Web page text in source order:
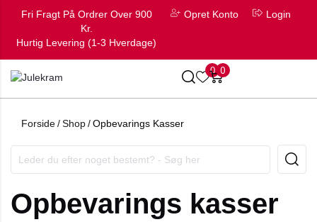
Fri Fragt På Ordrer Over 900
Kr.
Hurtig Levering (1-3 Hverdage)
Opret Konto Login
0 0
Forside/Shop/Opbevarings Kasser
Opbevarings kasser